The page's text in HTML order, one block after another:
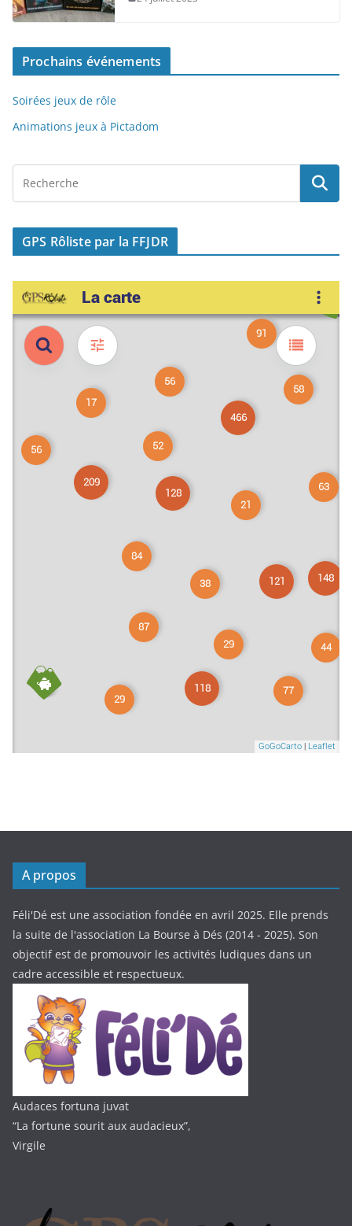
o
o
k
o
n
Prochains événements
Soirées jeux de rôle
Animations jeux à Pictadom
GPS Rôliste par la FFJDR
A propos
Féli'Dé est une association fondée en avril 2025. Elle prends
la suite de l'association La Bourse à Dés (2014 - 2025). Son
objectif est de promouvoir les activités ludiques dans un
cadre accessible et respectueux.
Audaces fortuna juvat
“La fortune sourit aux audacieux”,
Virgile